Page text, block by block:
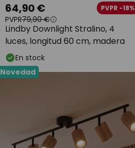
Lindby Downlight Stralino, 4
luces, longitud 60 cm, madera
64,90 € PVPR -18%
PVPR79,90 €
En stock
Novedad